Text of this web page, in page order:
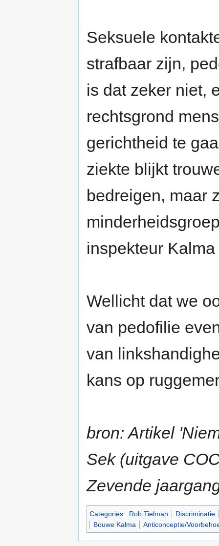
Seksuele
strafbaar zijn,
is dat zeker niet,
rechtsgrond
gerichtheid te
ziekte blijkt
bedreigen, maar
inspekteur
Wellicht dat we
van pedofilie
van
kans op
bron: Artikel
Sek (uitgave
Zevende
Categories: Rob Tielman
Discriminatie
Bouwe Kalma
Anticonceptie/